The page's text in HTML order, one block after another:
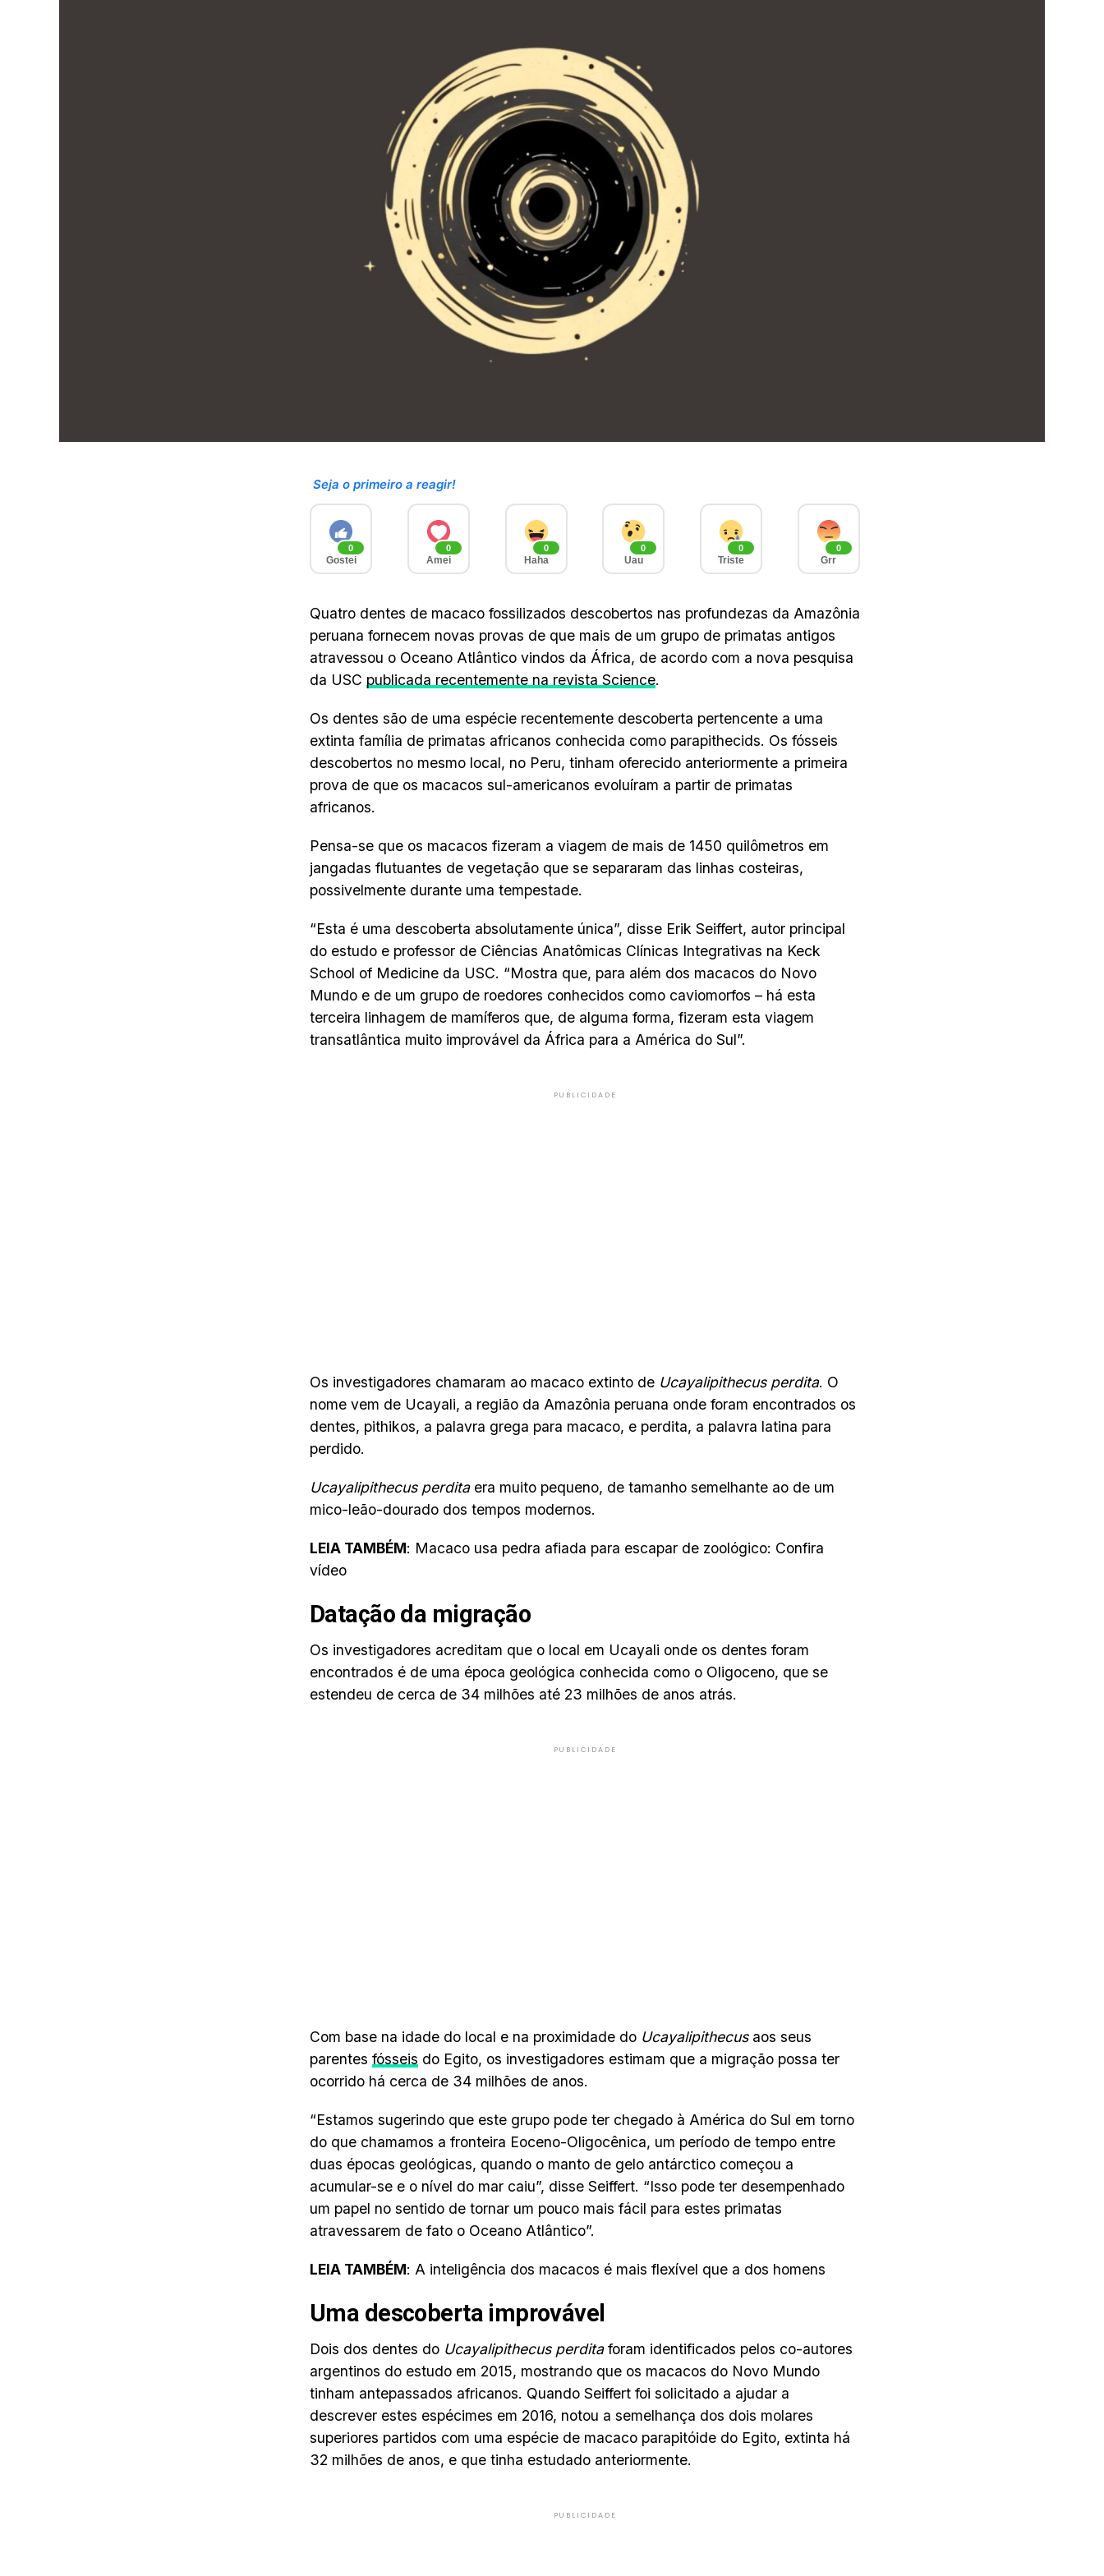
Seja o primeiro a reagir!
0
Gostei
0
Amei
0
Haha
0
Uau
0
Triste
0
Grr
Quatro dentes de macaco fossilizados descobertos nas profundezas da Amazônia
peruana fornecem novas provas de que mais de um grupo de primatas antigos
atravessou o Oceano Atlântico vindos da África, de acordo com a nova pesquisa
da USC publicada recentemente na revista Science.
Os dentes são de uma espécie recentemente descoberta pertencente a uma
extinta família de primatas africanos conhecida como parapithecids. Os fósseis
descobertos no mesmo local, no Peru, tinham oferecido anteriormente a primeira
prova de que os macacos sul-americanos evoluíram a partir de primatas
africanos.
Pensa-se que os macacos fizeram a viagem de mais de 1450 quilômetros em
jangadas flutuantes de vegetação que se separaram das linhas costeiras,
possivelmente durante uma tempestade.
“Esta é uma descoberta absolutamente única”, disse Erik Seiffert, autor principal
do estudo e professor de Ciências Anatômicas Clínicas Integrativas na Keck
School of Medicine da USC. “Mostra que, para além dos macacos do Novo
Mundo e de um grupo de roedores conhecidos como caviomorfos – há esta
terceira linhagem de mamíferos que, de alguma forma, fizeram esta viagem
transatlântica muito improvável da África para a América do Sul”.
PUBLICIDADE
Os investigadores chamaram ao macaco extinto de Ucayalipithecus perdita. O
nome vem de Ucayali, a região da Amazônia peruana onde foram encontrados os
dentes, pithikos, a palavra grega para macaco, e perdita, a palavra latina para
perdido.
Ucayalipithecus perdita era muito pequeno, de tamanho semelhante ao de um
mico-leão-dourado dos tempos modernos.
LEIA TAMBÉM: Macaco usa pedra afiada para escapar de zoológico: Confira
vídeo
Datação da migração
Os investigadores acreditam que o local em Ucayali onde os dentes foram
encontrados é de uma época geológica conhecida como o Oligoceno, que se
estendeu de cerca de 34 milhões até 23 milhões de anos atrás.
PUBLICIDADE
Com base na idade do local e na proximidade do Ucayalipithecus aos seus
parentes fósseis do Egito, os investigadores estimam que a migração possa ter
ocorrido há cerca de 34 milhões de anos.
“Estamos sugerindo que este grupo pode ter chegado à América do Sul em torno
do que chamamos a fronteira Eoceno-Oligocênica, um período de tempo entre
duas épocas geológicas, quando o manto de gelo antárctico começou a
acumular-se e o nível do mar caiu”, disse Seiffert. “Isso pode ter desempenhado
um papel no sentido de tornar um pouco mais fácil para estes primatas
atravessarem de fato o Oceano Atlântico”.
LEIA TAMBÉM: A inteligência dos macacos é mais flexível que a dos homens
Uma descoberta improvável
Dois dos dentes do Ucayalipithecus perditaforam identificados pelos co-autores
argentinos do estudo em 2015, mostrando que os macacos do Novo Mundo
tinham antepassados africanos. Quando Seiffert foi solicitado a ajudar a
descrever estes espécimes em 2016, notou a semelhança dos dois molares
superiores partidos com uma espécie de macaco parapitóide do Egito, extinta há
32 milhões de anos, e que tinha estudado anteriormente.
PUBLICIDADE